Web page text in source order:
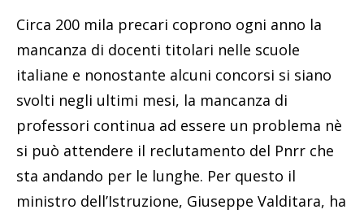
Circa 200 mila precari coprono ogni anno la
mancanza di docenti titolari nelle scuole
italiane e nonostante alcuni concorsi si siano
svolti negli ultimi mesi, la mancanza di
professori continua ad essere un problema nè
si può attendere il reclutamento del Pnrr che
sta andando per le lunghe. Per questo il
ministro dell’Istruzione, Giuseppe Valditara, ha